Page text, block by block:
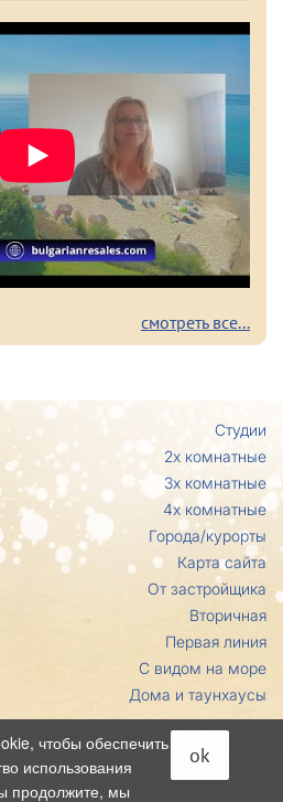
смотреть все...
Студии
2х комнатные
3х комнатные
4х комнатные
Города/курорты
Карта сайта
От застройщика
Вторичная
Первая линия
С видом на море
Дома и таунхаусы
чтобы обеспечить
использования
продолжите, мы
ok